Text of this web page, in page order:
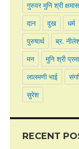
गुरुवर मुनि श्री
दान दुख धर्म
पुरुषार्थ ब्र.
मन मुनि श्री
लालमणी भाई
सुरेश
RECENT